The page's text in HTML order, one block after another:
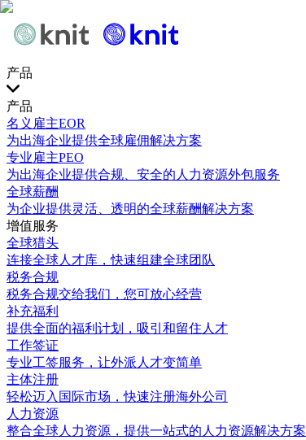
产品
产品
名义雇主EOR
为出海企业提供全球雇佣解决方案
专业雇主PEO
为出海企业提供合规、安全的人力资源外包服务
全球薪酬
为企业提供灵活、透明的全球薪酬解决方案
增值服务
全球猎头
连接全球人才库，快速组建全球团队
税务合规
税务合规交给我们，您可放心经营
补充福利
提供全面的福利计划，吸引和留住人才
工作签证
专业工签服务，让外派人才变简单
主体注册
轻松迈入国际市场，快速注册海外公司
人力资源
整合全球人力资源，提供一站式的人力资源解决方案